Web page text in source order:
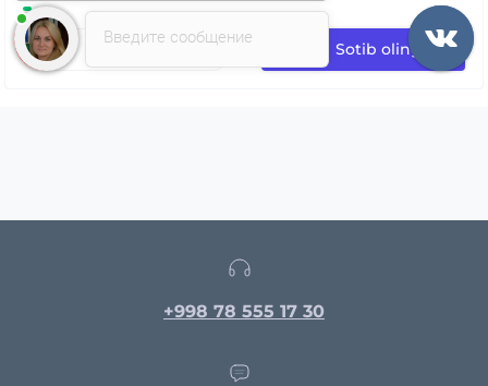
Sotib oling
+998 78 555 17 30
Введите сообщение